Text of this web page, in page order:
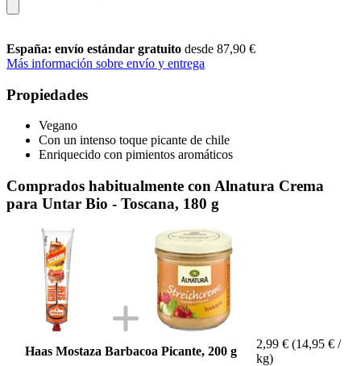
España: envío estándar gratuito desde 87,90 €
Más información sobre envío y entrega
Propiedades
Vegano
Con un intenso toque picante de chile
Enriquecido con pimientos aromáticos
Comprados habitualmente con Alnatura Crema
para Untar Bio - Toscana, 180 g
Haas Mostaza Barbacoa Picante, 200 g
2,99 € (14,95 € /
kg)